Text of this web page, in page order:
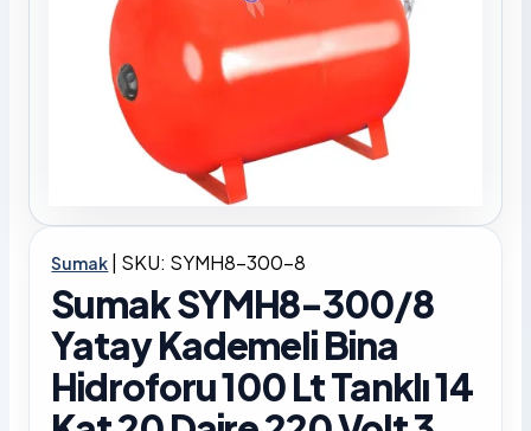
Sumak | SKU: SYMH8-300-8
Sumak SYMH8-300/8
Yatay Kademeli Bina
Hidroforu 100 Lt Tanklı 14